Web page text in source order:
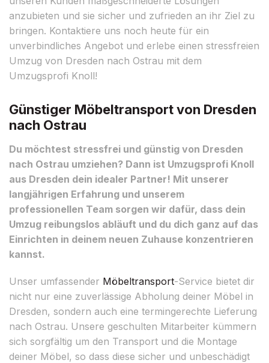
anzubieten und sie sicher und zufrieden an ihr Ziel zu
bringen. Kontaktiere uns noch heute für ein
unverbindliches Angebot und erlebe einen stressfreien
Umzug von Dresden nach Ostrau mit dem
Umzugsprofi Knoll!
Günstiger Möbeltransport von Dresden
nach Ostrau
Du möchtest stressfrei und günstig von Dresden
nach Ostrau umziehen? Dann ist Umzugsprofi Knoll
aus Dresden dein idealer Partner! Mit unserer
langjährigen Erfahrung und unserem
professionellen Team sorgen wir dafür, dass dein
Umzug reibungslos abläuft und du dich ganz auf das
Einrichten in deinem neuen Zuhause konzentrieren
kannst.
Unser umfassender Möbeltransport-Service bietet dir
nicht nur eine zuverlässige Abholung deiner Möbel in
Dresden, sondern auch eine termingerechte Lieferung
nach Ostrau. Unsere geschulten Mitarbeiter kümmern
sich sorgfältig um den Transport und die Montage
deiner Möbel, so dass diese sicher und unbeschädigt